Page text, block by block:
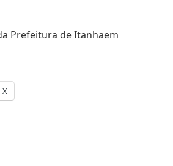
Prefeitura de Itanhaem
X